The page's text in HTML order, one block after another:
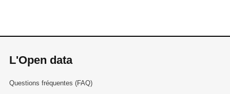
L'Open data
Questions fréquentes (FAQ)